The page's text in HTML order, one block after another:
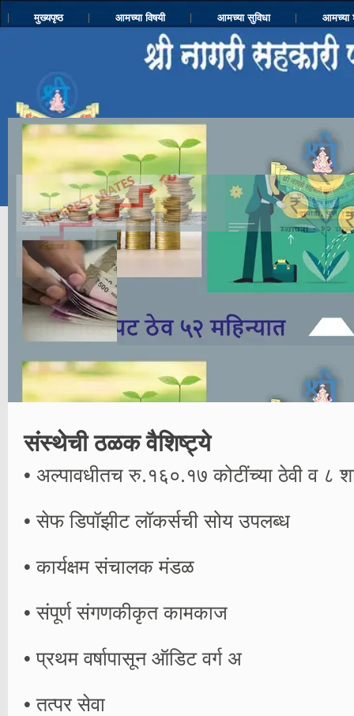
मुख्यपृष्ठ आमच्या विषयी आमच्या सुविधा आमच्या
संस्थेची ठळक वैशिष्ट्ये
• अल्पावधीतच रु.१६०.१७ कोटींच्या ठेवी व ८
• सेफ डिपॉझीट लॉकर्सची सोय उपलब्ध
• कार्यक्षम संचालक मंडळ
• संपूर्ण संगणकीकृत कामकाज
• प्रथम वर्षापासून ऑडिट वर्ग अ
• तत्पर सेवा